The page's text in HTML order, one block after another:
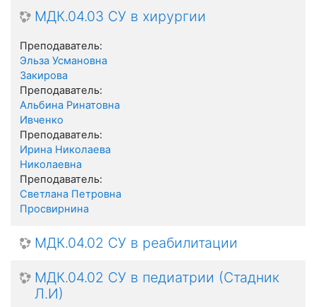
МДК.04.03 СУ в хирургии
Преподаватель:
Эльза Усмановна
Закирова
Преподаватель:
Альбина Ринатовна
Ивченко
Преподаватель:
Ирина Николаева
Николаевна
Преподаватель:
Светлана Петровна
Просвирнина
МДК.04.02 СУ в реабилитации
МДК.04.02 СУ в педиатрии (Стадник
Л.И)